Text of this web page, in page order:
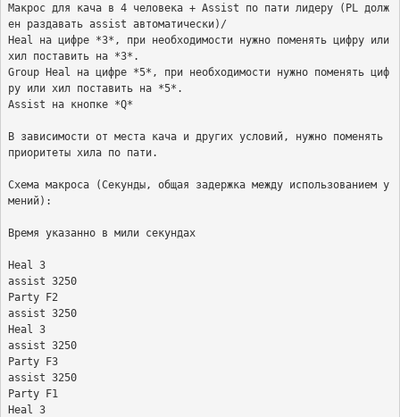
Поддержка
Форум
Макрос для кача в 4 человека + Assist по пати лидеру (PL долж
ен раздавать assist автоматически)/
Heal на цифре *3*, при необходимости нужно поменять цифру или
хил поставить на *3*.
Group Heal на цифре *5*, при необходимости нужно поменять циф
ру или хил поставить на *5*.
Assist на кнопке *Q*
В зависимости от места кача и других условий, нужно поменять
приоритеты хила по пати.
Схема макроса (Секунды, общая задержка между использованием у
мений):
Время указанно в мили секундах
Heal 3
assist 3250
Party F2
assist 3250
Heal 3
assist 3250
Party F3
assist 3250
Party F1
Heal 3